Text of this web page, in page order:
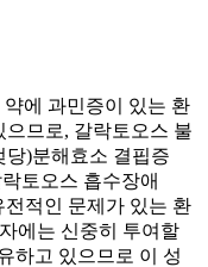
에 과민증이 있는 환
으므로, 갈락토오스 불
당)분해효소 결핍증
락토오스 흡수장애
전적인 문제가 있는 환
에는 신중히 투여할
하고 있으므로 이 성